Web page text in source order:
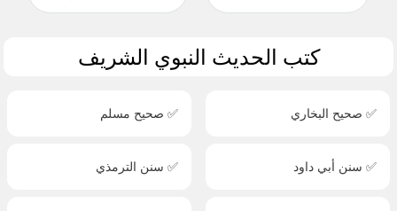
كتب الحديث النبوي الشريف
✅ صحيح البخاري ✅ صحيح مسلم
✅ سنن أبي داود ✅ سنن الترمذي